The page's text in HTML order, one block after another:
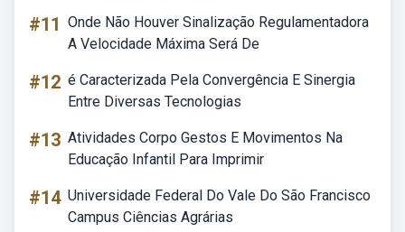
#11 Onde Não Houver Sinalização Regulamentadora
A Velocidade Máxima Será De
#12 é Caracterizada Pela Convergência E Sinergia
Entre Diversas Tecnologias
#13 Atividades Corpo Gestos E Movimentos Na
Educação Infantil Para Imprimir
#14 Universidade Federal Do Vale Do São Francisco
Campus Ciências Agrárias